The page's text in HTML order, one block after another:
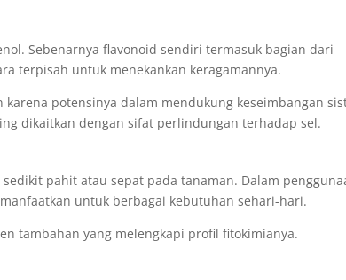
Sebenarnya flavonoid sendiri termasuk bagian dari
terpisah untuk menekankan keragamannya.
potensinya dalam mendukung keseimbangan
dikaitkan dengan sifat perlindungan terhadap sel.
pahit atau sepat pada tanaman. Dalam
untuk berbagai kebutuhan sehari-hari.
tambahan yang melengkapi profil fitokimianya.